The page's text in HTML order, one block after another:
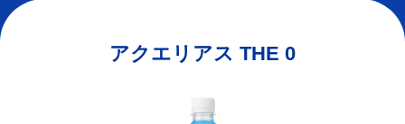
アクエリアス THE 0